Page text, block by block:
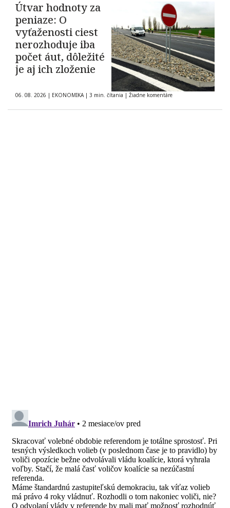
Útvar hodnoty za
peniaze: O
vyťaženosti ciest
nerozhoduje iba
počet áut, dôležité
je aj ich zloženie
06. 08. 2026 | EKONOMIKA | 3 min. čítania | Žiadne komentáre